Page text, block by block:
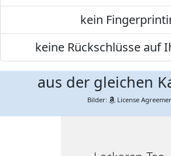
kein
keine Rückschlüsse auf
aus der gleichen
Bilder: License